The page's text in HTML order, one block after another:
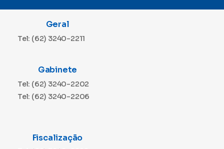
Geral
Tel: (62) 3240-2211
Gabinete
Tel: (62) 3240-2202
Tel: (62) 3240-2206
Fiscalização